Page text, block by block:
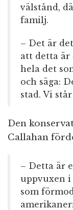
välstånd,
familj.
– Det är
att detta är
hela det
och säga:
stad. Vi
Den
Callahan
– Detta är
uppvuxen i
som